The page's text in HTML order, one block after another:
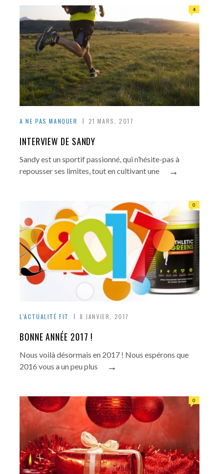
A NE PAS MANQUER 21 MARS, 2017
4
INTERVIEW DE SANDY
Sandy est un sportif passionné, qui n’hésite-pas à
repousser ses limites, tout en cultivant une
→
L'ACTUALITÉ FIT 8 JANVIER, 2017
0
BONNE ANNÉE 2017 !
Nous voilà désormais en 2017 ! Nous espérons que
2016 vous a un peu plus
→
0